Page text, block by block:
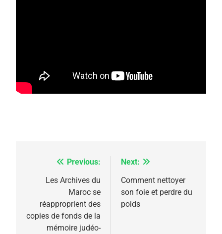
Navigation
l’article
Previous:
Les Archives du
Maroc se
réapproprient des
copies de fonds de la
mémoire judéo-
Next:
Comment nettoyer
son foie et perdre du
poids
l’antisémitisme
FIÈRE, DIGNE ET RÉSILIENTE :
POURQUOI JE REVENDIQUE
MA JUDAÏTE par Thérèse
Zrihen-Dvir
ISRAÉL